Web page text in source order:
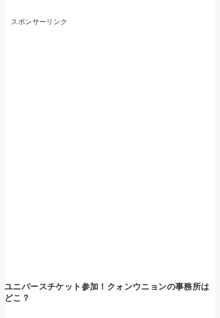
スポンサーリンク
ユニバースチケット参加！クォンウニョンの事務所は
どこ？